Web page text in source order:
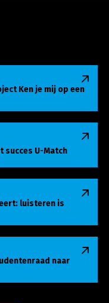
Ken je mij op een
project Ken je
succes U-Match
succes U-
luisteren is
leert:
naar
Van